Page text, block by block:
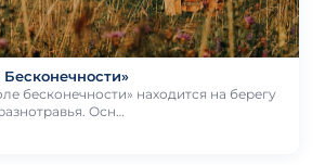
бесконечности» находится на берегу
Осн…